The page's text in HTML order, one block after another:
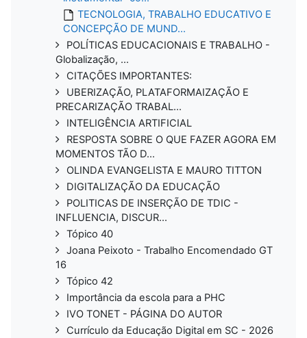
TECNOLOGIA, TRABALHO EDUCATIVO E
CONCEPÇÃO DE MUND...
POLÍTICAS EDUCACIONAIS E TRABALHO -
Globalização, ...
CITAÇÕES IMPORTANTES:
UBERIZAÇÃO, PLATAFORMAIZAÇÃO E
PRECARIZAÇÃO TRABAL...
INTELIGÊNCIA ARTIFICIAL
RESPOSTA SOBRE O QUE FAZER AGORA EM
MOMENTOS TÃO D...
OLINDA EVANGELISTA E MAURO TITTON
DIGITALIZAÇÃO DA EDUCAÇÃO
POLITICAS DE INSERÇÃO DE TDIC -
INFLUENCIA, DISCUR...
Tópico 40
Joana Peixoto - Trabalho Encomendado GT
16
Tópico 42
Importância da escola para a PHC
IVO TONET - PÁGINA DO AUTOR
Currículo da Educação Digital em SC - 2026